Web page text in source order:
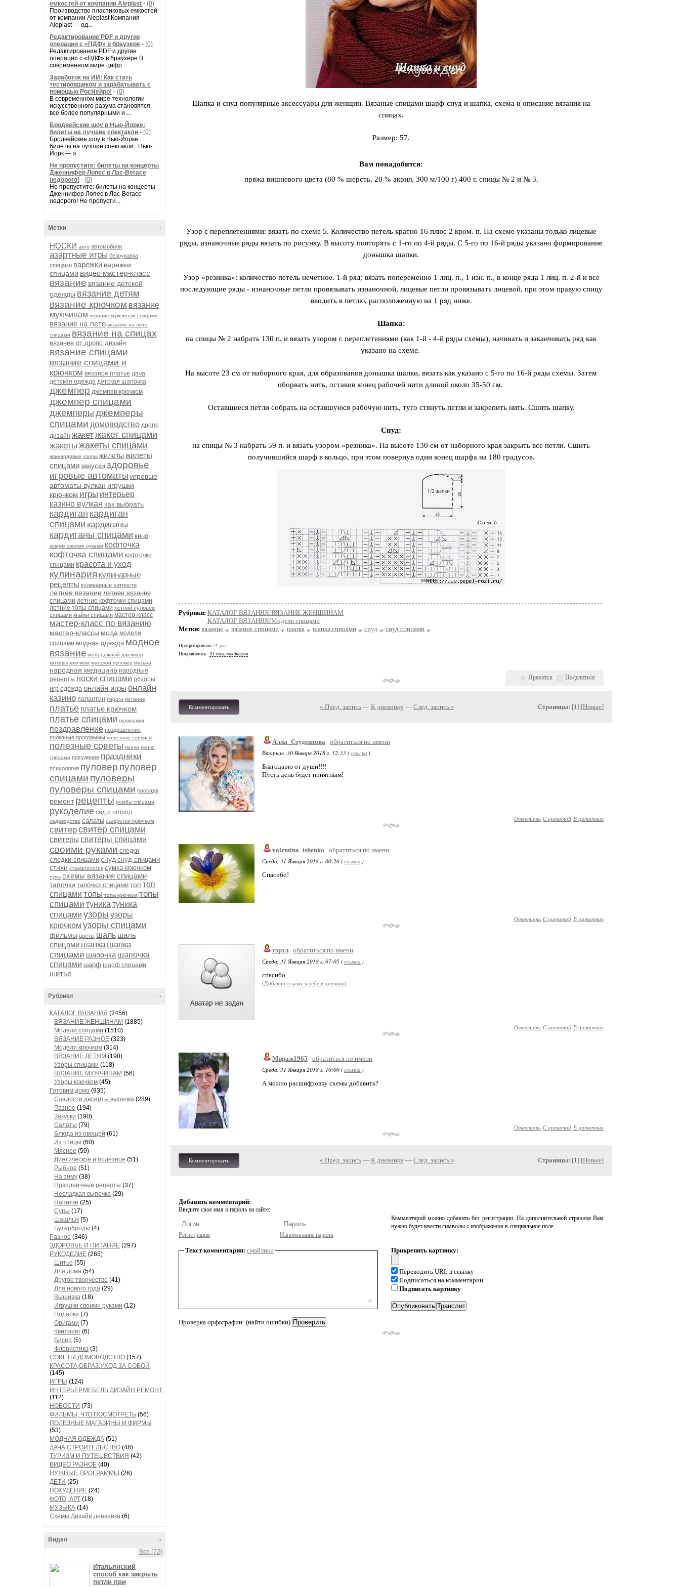
емкостей от компании Aleplast - (0)
Производство пластиковых емкостей
от компании Aleplast Компания
Aleplast — од...
Редактирование PDF и другие
операции с «ПДФ» в браузере - (0)
Редактирование PDF и другие
операции с «ПДФ» в браузере В
современном мире цифр...
Заработок на ИИ: Как стать
тестировщиком и зарабатывать с
помощью РосНейро! - (0)
В современном мире технологии
искусственного разума становятся
все более популярными и ...
Бродвейские шоу в Нью-Йорке:
билеты на лучшие спектакли - (0)
Бродвейские шоу в Нью-Йорке:
билеты на лучшие спектакли Нью-
Йорк — э...
Не пропустите: билеты на концерты
Дженнифер Лопес в Лас-Вегасе
недорого! - (0)
Не пропустите: билеты на концерты
Дженнифер Лопес в Лас-Вегасе
недорого! Не пропусти...
-
Метки
НОСКИ авто автомобили
азартные игры безрукавка
спицами варежки варежки
спицами видео мастер-класс
вязание вязание детской
одежды вязание детям
вязание крючком вязание
мужчинам вязание мужчинам спицами
вязание на лето вязание на лето
спицами вязание на спицах
вязание от дропс дизайн
вязание спицами
вязание спицами и
крючком вязаное платье дача
детская одежда детская шапочка
джемпер джемпер крючком
джемпер спицами
джемперы джемперы
спицами домоводство дропс
дизайн жакетжакет спицами
жакеты жакеты спицами
жаккардовые узоры жилеты жилеты
спицамизакуски здоровье
игровые автоматы игровые
автоматы вулкан игрушки
крючком игры интерьер
казино вулкан как выбрать
кардиган кардиган
спицами кардиганы
кардиганы спицами кино
коврик своими руками кофточка
кофточка спицами кофточки
спицами красота и уход
кулинария кулинарные
рецепты кулинарные хитрости
летнее вязание летнее вязание
спицами летние кофточки спицами
летние топы спицами летний пуловер
спицами майки спицами мастер-класс
мастер-класс по вязанию
мастер-классы мода модели
спицами модная одежда модное
вязание молодежный джемпер
мотивы крючком мужской пуловер музыка
народная медицина народные
рецепты носки спицами обзоры
игр одежда онлайн игры онлайн
казино палантин пироги питание
платье платье крючком
платье спицами подкормки
поздравление поздравления
полезные программы полезные сервисы
полезные советы пончо пончо
спицами похудение праздники
психология пуловер пуловер
спицами пуловеры
пуловеры спицами рассада
ремонт рецепты ромбы спицами
рукоделие сад и огород
садоводство салаты салфетки крючком
свитерсвитер спицами
свитеры свитеры спицами
своими руками следки
следки спицами снуд снуд спицами
стихи стоматология сумка крючком
супы схемы вязания спицами
тапочки тапочки спицами топ топ
спицами топы топы крючком топы
спицами туника туника
спицами узоры узоры
крючком узоры спицами
фильмы цветы шаль шаль
спицами шапка шапка
спицами шапочка шапочка
спицами шарф шарф спицами
шитье
-
Рубрики
КАТАЛОГ ВЯЗАНИЯ (2456)
ВЯЗАНИЕ ЖЕНЩИНАМ (1885)
Модели спицами (1510)
ВЯЗАНИЕ РАЗНОЕ (323)
Модели крючком (314)
ВЯЗАНИЕ ДЕТЯМ (198)
Узоры спицами (118)
ВЯЗАНИЕ МУЖЧИНАМ (56)
Узоры крючком (45)
Готовим дома (935)
Сладости,десерты,выпечка (289)
Разное (194)
Закуски (190)
Салаты (79)
Блюда из овощей (61)
Из птицы (60)
Мясное (59)
Диетическое и полезное (51)
Рыбное (51)
На зиму (38)
Праздничные рецепты (37)
Несладкая выпечка (29)
Напитки (25)
Супы (17)
Шашлык (5)
Бутерброды (4)
Разное (346)
ЗДОРОВЬЕ И ПИТАНИЕ (297)
РУКОДЕЛИЕ (265)
Шитье (55)
Для дома (54)
Другое творчество (41)
Для нового года (29)
Вышивка (18)
Игрушки своими руками (12)
Подарки (7)
Оригами (7)
Квиллинг (6)
Бисер (5)
Флористика (3)
СОВЕТЫ,ДОМОВОДСТВО (157)
КРАСОТА,ОБРАЗ,УХОД ЗА СОБОЙ
(145)
ИГРЫ (124)
ИНТЕРЬЕР,МЕБЕЛЬ,ДИЗАЙН,РЕМОНТ
(112)
НОВОСТИ (73)
ФИЛЬМЫ, ЧТО ПОСМОТРЕТЬ (56)
ПОЛЕЗНЫЕ МАГАЗИНЫ И ФИРМЫ
(53)
МОДНАЯ ОДЕЖДА (51)
ДАЧА,СТРОИТЕЛЬСТВО (48)
ТУРИЗМ И ПУТЕШЕСТВИЯ (42)
ВИДЕО РАЗНОЕ (40)
НУЖНЫЕ ПРОГРАММЫ (26)
ДЕТИ (25)
ПОХУДЕНИЕ (24)
ФОТО, АРТ (18)
МУЗЫКА (14)
Схемы,Дизайн дневника (6)
-
Видео
Все (72)
Итальянский
способ как закрыть
петли при
Шапка и снуд популярные аксессуары для женщин. Вязаные спицами шарф-снуд и шапка, схема и описание вязания на
спицах.
Размер: 57.
Вам понадобится:
пряжа вишневого цвета (80 % шерсть, 20 % акрил, 300 м/100 г) 400 г, спицы № 2 и № 3.
Узор с переплетениями: вязать по схеме 5. Количество петель кратно 16 плюс 2 кром. п. На схеме указаны только лицевые
ряды, изнаночные ряды вязать по рисунку. В высоту повторять с 1-го по 4-й ряды. С 5-го по 16-й ряды указано формирование
донышка шапки.
Узор «резинка»: количество петель нечетное. 1-й ряд: вязать попеременно 1 лиц. п., 1 изн. п., в конце ряда 1 лиц. п. 2-й и все
последующие ряды - изнаночные петли провязывать изнаночной, лицевые петли провязывать лицевой, при этом правую спицу
вводить в петлю, расположенную на 1 ряд ниже.
Шапка:
на спицы № 2 набрать 130 п. и вязать узором с переплетениями (как 1-й - 4-й ряды схемы), начинать и заканчивать ряд как
указано на схеме.
На высоте 23 см от наборного края, для образования донышка шапки, вязать как указано с 5-го по 16-й ряды схемы. Затем
оборвать нить, оставив конец рабочей нити длиной около 35-50 см.
Оставшиеся петли собрать на оставшуюся рабочую нить, туго стянуть петли и закрепить нить. Сшить шапку.
Снуд:
на спицы № 3 набрать 59 п. и вязать узором «резинка». На высоте 130 см от наборного края закрыть все петли. Сшить
получившийся шарф в кольцо, при этом повернув один конец шарфа на 180 градусов.
Рубрики: КАТАЛОГ ВЯЗАНИЯ/ВЯЗАНИЕ ЖЕНЩИНАМ
КАТАЛОГ ВЯЗАНИЯ/Модели спицами
Метки: вязание вязание спицами шапка шапка спицами снуд снуд спицами
Процитировано 71 раз
Понравилось: 31 пользователям
Нравится Поделиться
Комментировать « Пред. запись— К дневнику — След. запись » Страницы: [1] [Новые]
Алла_Студентова
обратиться по имени
Вторник, 30 Января 2018 г. 12:33 (ссылка )
Благодарю от души!!!!
Пусть день будет приятным!
Ответить С цитатой В цитатник
valentina_ishenko
обратиться по имени
Среда, 31 Января 2018 г. 00:26 (ссылка )
Спасибо!
Ответить С цитатой В цитатник
гэрэл обратиться по имени
Среда, 31 Января 2018 г. 07:05 (ссылка )
спасибо
(Добавил ссылку к себе в дневник)
Ответить С цитатой В цитатник
Мираж1965
обратиться по имени
Среда, 31 Января 2018 г. 10:00 (ссылка )
А можно расшифровку схемы добавить?
Ответить С цитатой В цитатник
Комментировать « Пред. запись— К дневнику — След. запись » Страницы: [1] [Новые]
Добавить комментарий:
Введите свое имя и пароль на сайте:
Регистрация Напоминание пароля
Комментарий можно добавить без регистрации. На дополнительной странице Вам
нужно будет ввести символы с изображения в специальное поле.
Текст комментария: смайлики
Проверка орфографии: (найти ошибки)
Прикрепить картинку:
Переводить URL в ссылку
Подписаться на комментарии
Подписать картинку